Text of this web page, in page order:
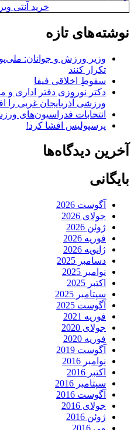
خرید آنتی
نوشته‌های تازه
وزیر ورزش و جوانان:
تکرار کنند
سقوطِ اخلاقی فیفا
دکتر نوروزی دفتر اداری و
ورزشی آذربایجان غربی را
انتخابات فدراسیون‌های
پرسپولیس افشا کرد!
آخرین دیدگاه‌ها
بایگانی
آگوست 2026
جولای 2026
ژوئن 2026
فوریه 2026
ژانویه 2026
دسامبر 2025
نوامبر 2025
اکتبر 2025
سپتامبر 2025
آگوست 2025
فوریه 2021
جولای 2020
فوریه 2020
آگوست 2019
نوامبر 2016
اکتبر 2016
سپتامبر 2016
آگوست 2016
جولای 2016
ژوئن 2016
می 2016